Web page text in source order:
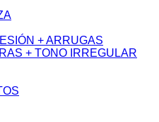
+ ARRUGAS
+ TONO IRREGULAR